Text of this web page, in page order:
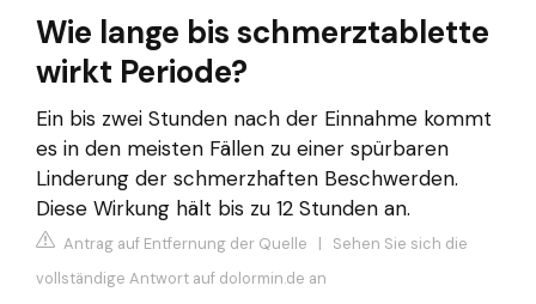
Wie lange bis schmerztablette
wirkt Periode?
Ein bis zwei Stunden nach der Einnahme kommt
es in den meisten Fällen zu einer spürbaren
Linderung der schmerzhaften Beschwerden.
Diese Wirkung hält bis zu 12 Stunden an.
Antrag auf Entfernung der Quelle | Sehen Sie sich die
vollständige Antwort auf dolormin.de an